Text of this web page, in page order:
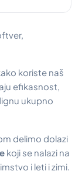
koriste naš
efikasnost,
ukupno
delimo dolazi
koji se nalazi na
i leti i zimi.